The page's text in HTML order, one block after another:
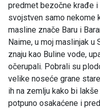
predmet bezočne krađe i
svojstven samo nekome
masline znače Baru i
Naime, u moj maslinjak
znaju kao Buline vode,
očerupali. Pobrali su
velike noseće grane
ih na zemlju kako bi
potpuno osakaćene i